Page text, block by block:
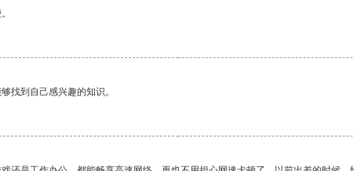
找到自己感兴趣的知识。